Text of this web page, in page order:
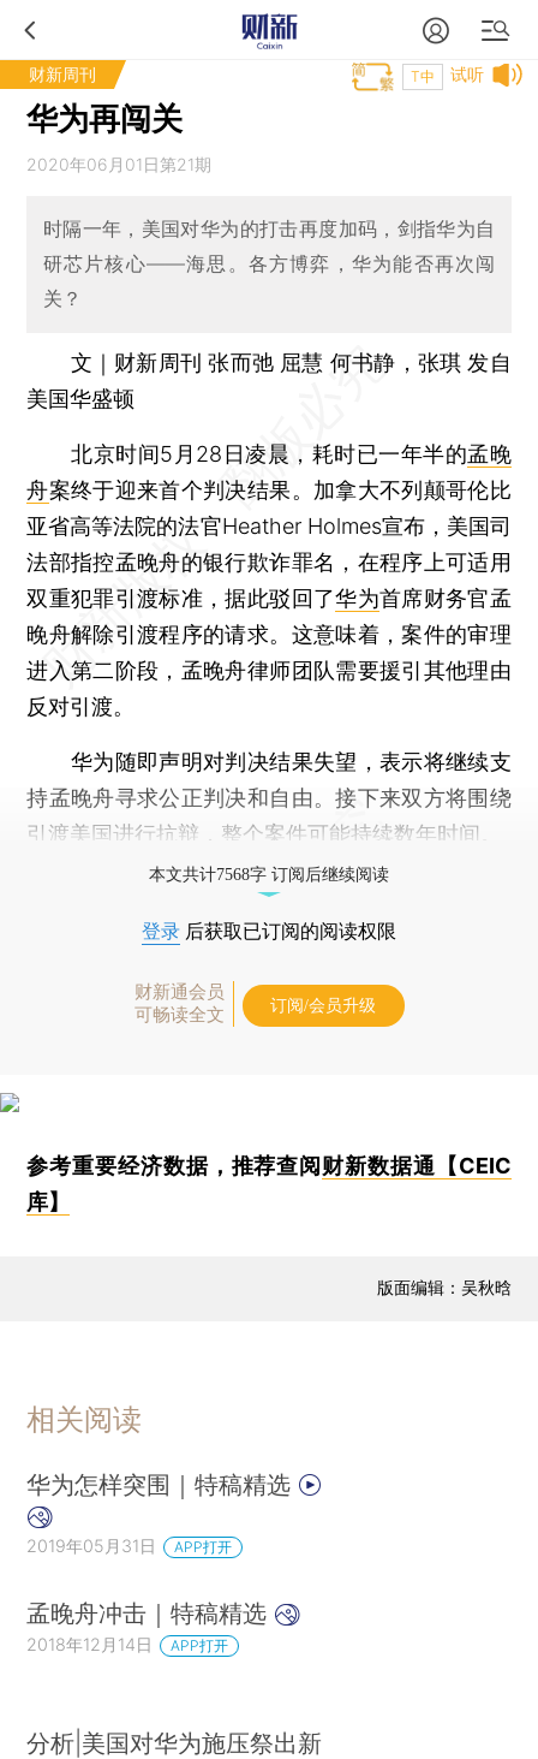
财新周刊 试听
T中
华为再闯关
2020年06月01日第21期
时隔一年，美国对华为的打击再度加码，剑指华为自
研芯片核心——海思。各方博弈，华为能否再次闯
关？
文｜财新周刊 张而弛 屈慧 何书静，张琪 发自
美国华盛顿
北京时间5月28日凌晨，耗时已一年半的孟晚
舟案终于迎来首个判决结果。加拿大不列颠哥伦比
亚省高等法院的法官Heather Holmes宣布，美国司
法部指控孟晚舟的银行欺诈罪名，在程序上可适用
双重犯罪引渡标准，据此驳回了华为首席财务官孟
晚舟解除引渡程序的请求。这意味着，案件的审理
进入第二阶段，孟晚舟律师团队需要援引其他理由
反对引渡。
华为随即声明对判决结果失望，表示将继续支
持孟晚舟寻求公正判决和自由。接下来双方将围绕
引渡美国进行抗辩，整个案件可能持续数年时间。
本文共计7568字 订阅后继续阅读
登录 后获取已订阅的阅读权限
财新通会员
可畅读全文
订阅/会员升级
参考重要经济数据，推荐查阅 财新数据通【CEIC
库】
版面编辑：吴秋晗
相关阅读
华为怎样突围｜特稿精选
2019年05月31日 APP打开
孟晚舟冲击｜特稿精选
2018年12月14日 APP打开
分析|美国对华为施压祭出新